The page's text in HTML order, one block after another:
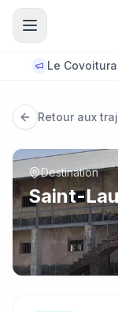
Aller au contenu
Le
Retour aux
Destination
Saint-